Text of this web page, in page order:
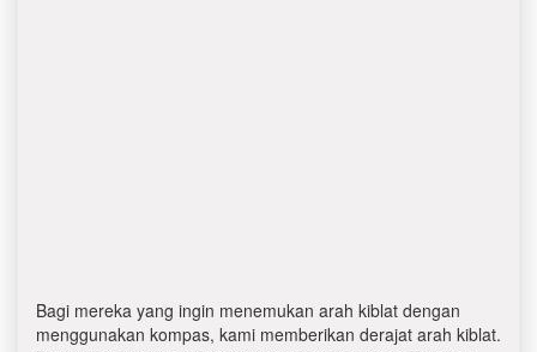
Bagi mereka yang ingin menemukan arah kiblat dengan
menggunakan kompas, kami memberikan derajat arah kiblat.